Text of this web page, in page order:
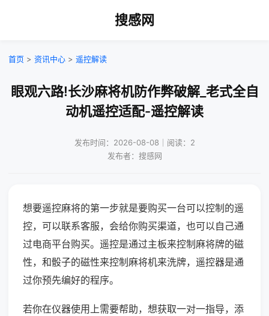
搜感网
首页 > 资讯中心 > 遥控解读
眼观六路!长沙麻将机防作弊破解_老式全自
动机遥控适配-遥控解读
发布时间：2026-08-08｜阅读：2
发布者：搜感网
想要遥控麻将的第一步就是要购买一台可以控制的遥
控，可以联系客服，会给你购买渠道，也可以自己通
过电商平台购买。遥控是通过主板来控制麻将牌的磁
性，和骰子的磁性来控制麻将机来洗牌，遥控器是通
过你预先编好的程序。
若你在仪器使用上需要帮助，想获取一对一指导，添